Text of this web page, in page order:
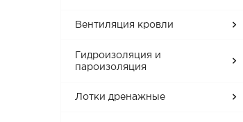
Вентиляция кровли
Гидроизоляция и
пароизоляция
Лотки дренажные